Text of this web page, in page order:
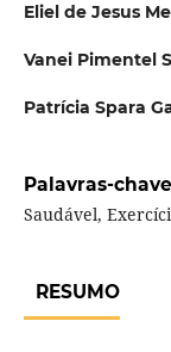
Eliel de Jesus
Vanei Pimentel
Patrícia Spara
Palavras-
Saudável,
RESUMO